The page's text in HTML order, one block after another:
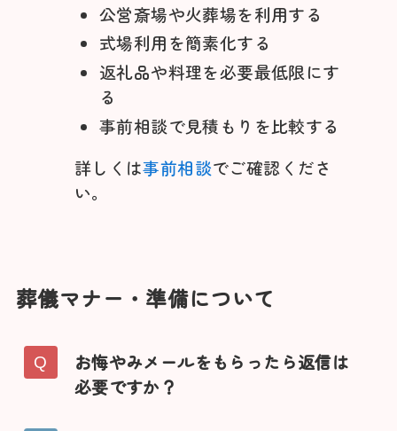
公営斎場や火葬場を利用する
式場利用を簡素化する
返礼品や料理を必要最低限にす
る
事前相談で見積もりを比較する
詳しくは事前相談でご確認くださ
い。
葬儀マナー・準備について
お悔やみメールをもらったら返信は
必要ですか？